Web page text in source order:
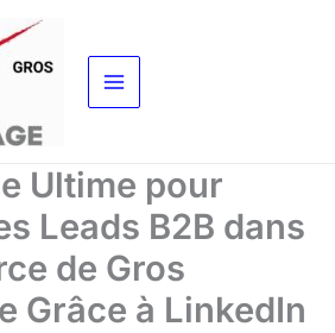
Ultime pour
Leads B2B dans
de Gros
Grâce à LinkedIn